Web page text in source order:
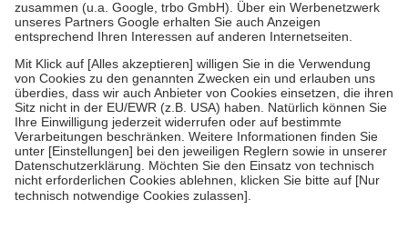
Verordnung.
Um das Engagement der Versicherten für ihre eigene Gesundheit zu
stärken und die besondere Stellung der Familie zu unterstützen,
fallenkeine Zuzahlungenan bei:
• Kindern und Jugendlichen bis zum vollendeten 18. Lebensjahr
mit Ausnahme der Fahrkosten
• Untersuchungen zur Vorsorge und Früherkennung, die von der
GKV getragen werden
• empfohlenen Schutzimpfungen
• Harn- und Blutteststreifen